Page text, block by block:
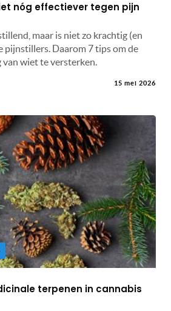
nóg effectiever tegen pijn
maar is niet zo krachtig (en
pijnstillers. Daarom 7 tips om de
wiet te versterken.
15 mei 2026
terpenen in cannabis